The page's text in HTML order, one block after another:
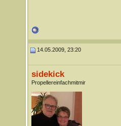
14.05.2009, 23:20
sidekick
Propellereinfachmitmir